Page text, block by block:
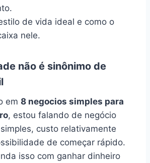
de vida ideal e como o
nele.
não é sinônimo de
em 8 negocios simples para
, estou falando de negócio
custo relativamente
de começar rápido.
isso com ganhar dinheiro